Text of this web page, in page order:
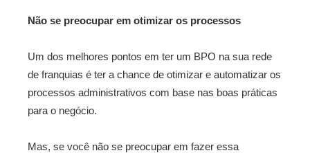
Não se preocupar em otimizar os processos
Um dos melhores pontos em ter um BPO na sua rede
de franquias é ter a chance de otimizar e automatizar os
processos administrativos com base nas boas práticas
para o negócio.
Mas, se você não se preocupar em fazer essa